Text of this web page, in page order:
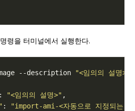
령을 터미널에서 실행한다.
--description "<임의의 설명>"
: "<임의의 설명>"
:
"import-ami-<자동으로 지정되는